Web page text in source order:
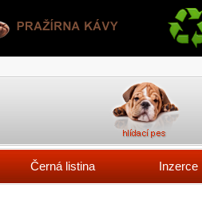
Černá listina Inzerce